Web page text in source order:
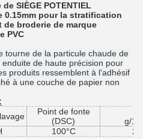
SIÈGE POTENTIEL
0.15mm pour la stratification
broderie de marque
PVC
tourne de la particule chaude de
de haute précision pour
produits ressemblent à l'adhésif
à une couche de papier non
Point de fonte
(DSC)
g/
100°C